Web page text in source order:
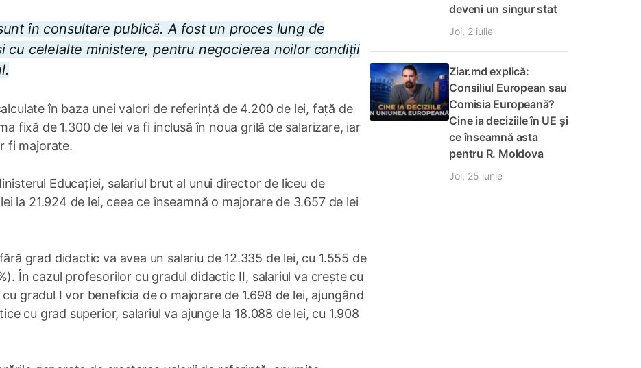
în consultare publică. A fost un proces lung de
cu celelalte ministere, pentru negocierea noilor condiții
în baza unei valori de referință de 4.200 de lei, față de
fixă de 1.300 de lei va fi inclusă în noua grilă de salarizare, iar
fi majorate.
Educației, salariul brut al unui director de liceu de
la 21.924 de lei, ceea ce înseamnă o majorare de 3.657 de lei
grad didactic va avea un salariu de 12.335 de lei, cu 1.555 de
În cazul profesorilor cu gradul didactic II, salariul va crește cu
gradul I vor beneficia de o majorare de 1.698 de lei, ajungând
cu grad superior, salariul va ajunge la 18.088 de lei, cu 1.908
deveni un singur stat
Joi, 2 iulie
Ziar.md explică:
Consiliul European sau
Comisia Europeană?
Cine ia deciziile în UE și
ce înseamnă asta
pentru R. Moldova
Joi, 25 iunie